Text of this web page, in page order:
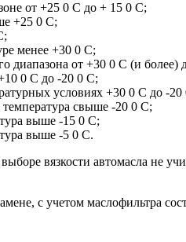
от +25 0 С до + 15 0 С;
+25 0 С;
менее +30 0 С;
диапазона от +30 0 С (и более)
0 С до -20 0 С;
условиях +30 0 С до -20
свыше -20 0 С;
выше -15 0 С;
выше -5 0 С.
вязкости автомасла не
с учетом маслофильтра